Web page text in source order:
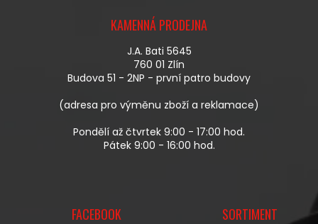
KAMENNÁ PRODEJNA
J.A. Bati 5645
760 01 Zlín
Budova 51 - 2NP - první patro budovy
(adresa pro výměnu zboží a reklamace)
Pondělí až čtvrtek 9:00 - 17:00 hod.
Pátek 9:00 - 16:00 hod.
FACEBOOK SORTIMENT